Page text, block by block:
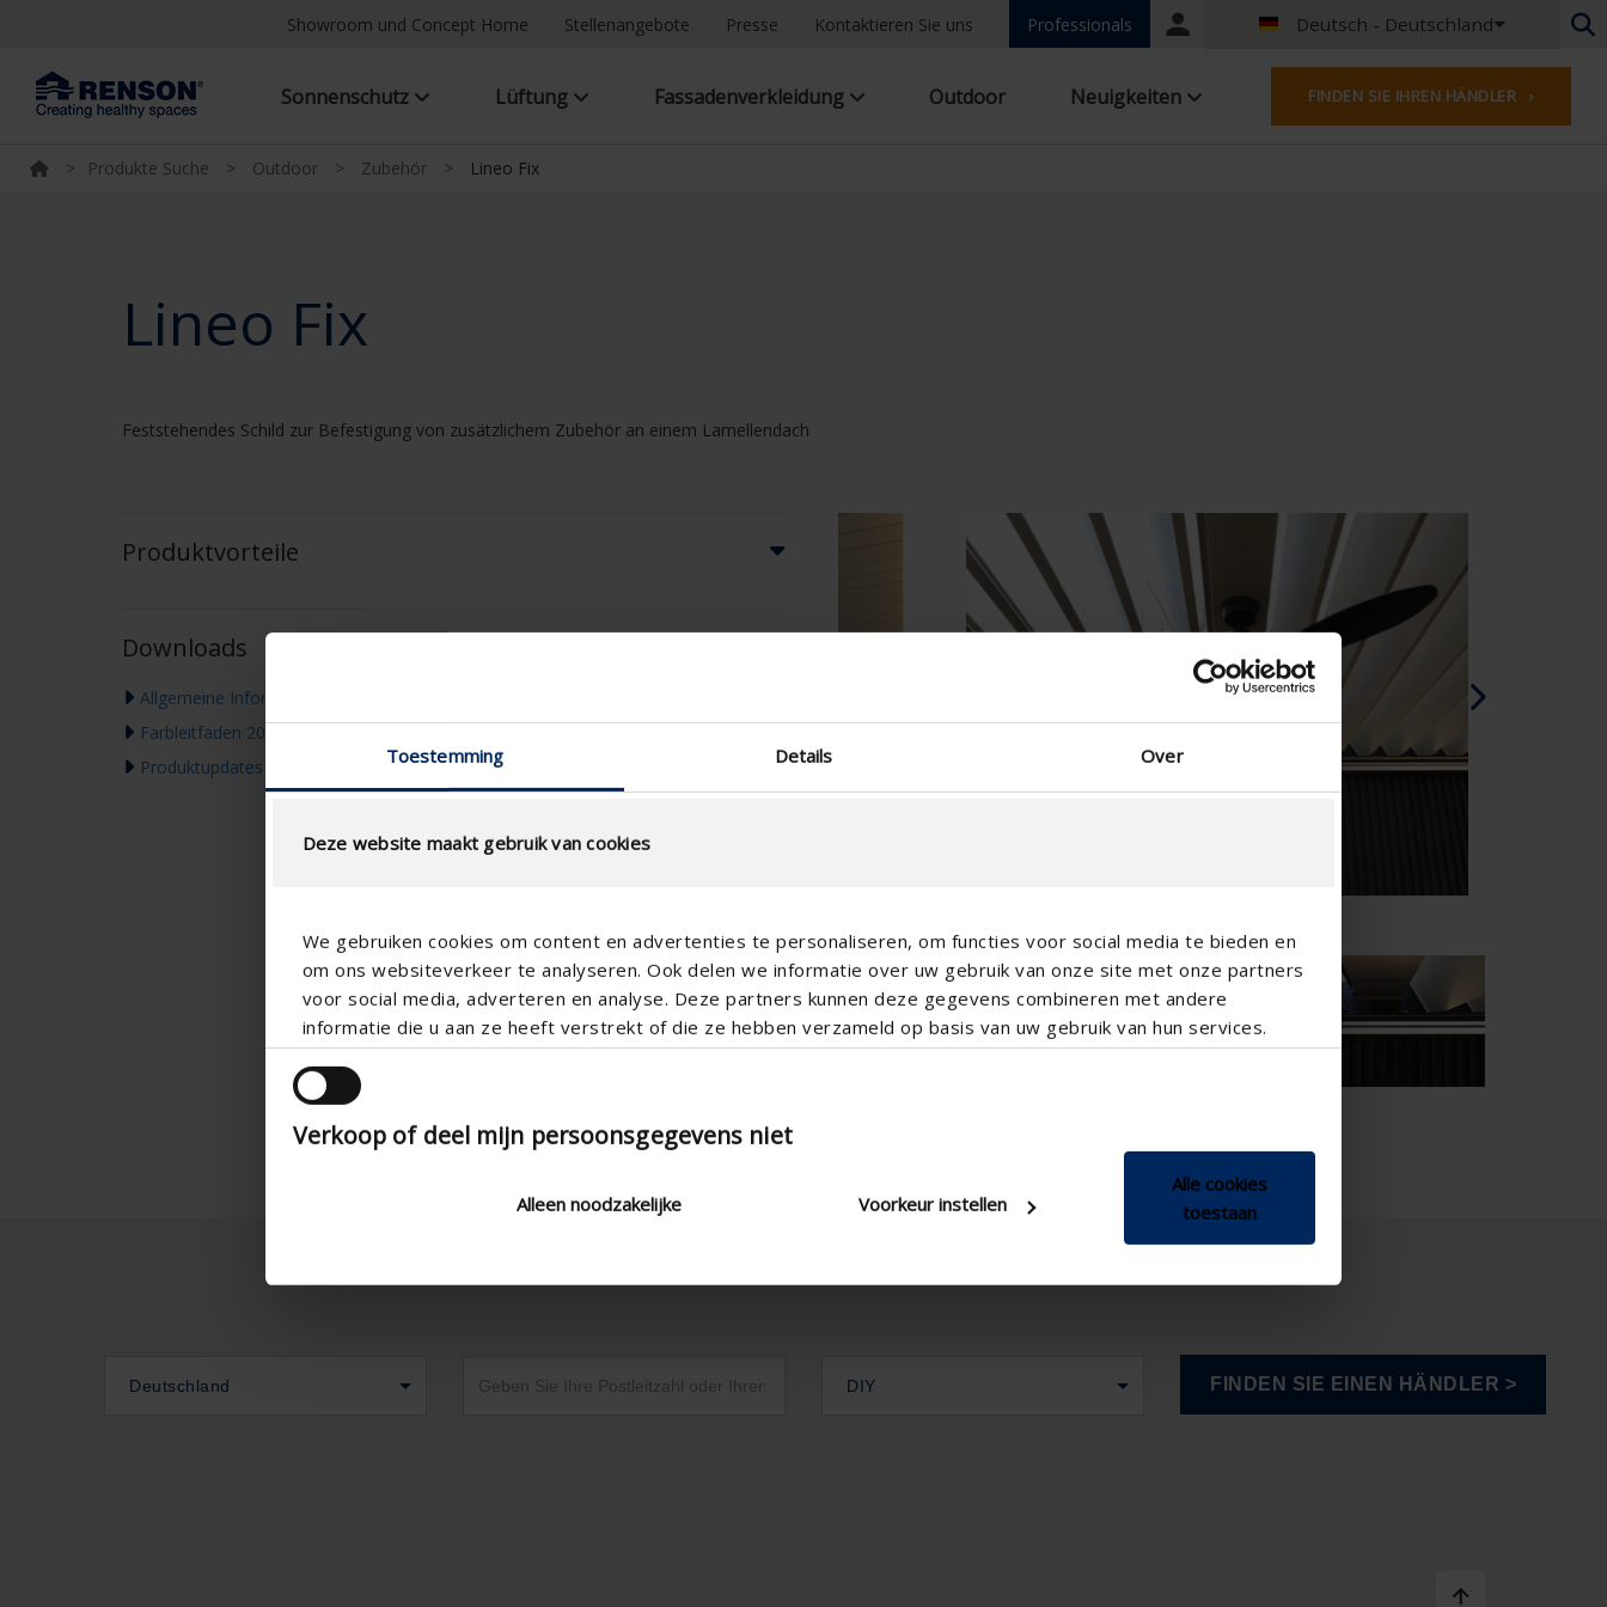
Toestemming Details Over
Deze website maakt gebruik van cookies
We gebruiken cookies om content en advertenties te personaliseren, om functies voor social media te bieden en
om ons websiteverkeer te analyseren. Ook delen we informatie over uw gebruik van onze site met onze partners
voor social media, adverteren en analyse. Deze partners kunnen deze gegevens combineren met andere
informatie die u aan ze heeft verstrekt of die ze hebben verzameld op basis van uw gebruik van hun services.
Verkoop of deel mijn persoonsgegevens niet
Alleen noodzakelijke Voorkeur instellen
Alle cookies
toestaan
Showroom und Concept Home Stellenangebote Presse Kontaktieren Sie uns Professionals
Portal
Deutsch - Deutschland
Niederländisch - Belgien
Französisch - Belgien
Niederländisch - Niederlande
Polnisch - Polen
Spanisch - Spanien
Dänisch - Dänemark
Norwegian - Norway
Schwedisch - Schweden
Englisch - Irland
Russisch - Russland
Chinesisch - China
Sonnenschutz Lüftung Fassadenverkleidung Outdoor Neuigkeiten FINDEN SIE IHREN HÄNDLER ›
> Produkte Suche > Outdoor > Zubehör > Lineo Fix
Lineo Fix
Feststehendes Schild zur Befestigung von zusätzlichem Zubehör an einem Lamellendach
Produktvorteile
Downloads
Allgemeine Informationen & Garantie
Farbleitfaden 2026
Produktupdates & Kommunikation
Deutschland DIY